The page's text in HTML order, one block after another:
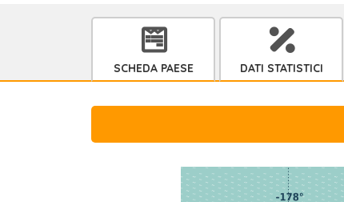
SCHEDA PAESE DATI STATISTICI